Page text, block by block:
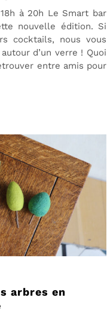
à 20h Le Smart bar
nouvelle édition. Si
cocktails, nous vous
d’un verre ! Quoi
entre amis pour
arbres en